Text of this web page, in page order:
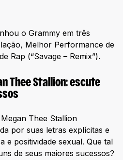
o Grammy em três
Melhor Performance de
Rap (“Savage – Remix”).
Thee Stallion: escute
por suas letras explícitas e
e positividade sexual. Que tal
de seus maiores sucessos?